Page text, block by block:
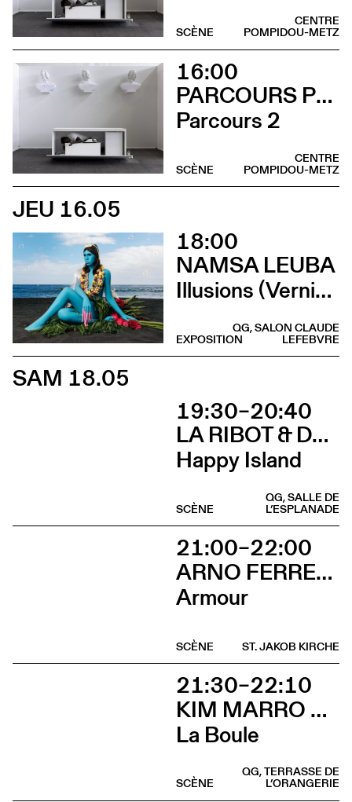
CENTRE
POMPIDOU-METZ
SCÈNE
16:00
PARCOURS PERFORMANCES
Parcours 2
CENTRE
POMPIDOU-METZ
SCÈNE
JEU 16.05
18:00
NAMSA LEUBA
Illusions (Vernissage)
QG, SALON CLAUDE
LEFEBVRE
EXPOSITION
SAM 18.05
19:30–20:40
LA RIBOT & DANÇANDO COM A DIFERENÇA
Happy Island
QG, SALLE DE
L’ESPLANADE
SCÈNE
21:00–22:00
ARNO FERRERA & GILLES POLET
Armour
ST. JAKOB KIRCHE
SCÈNE
21:30–22:10
KIM MARRO & LIAM LELARGE
La Boule
QG, TERRASSE DE
L’ORANGERIE
SCÈNE